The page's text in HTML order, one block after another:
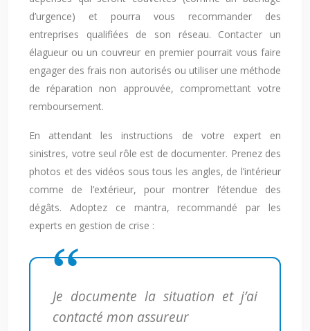
d’urgence) et pourra vous recommander des
entreprises qualifiées de son réseau. Contacter un
élagueur ou un couvreur en premier pourrait vous faire
engager des frais non autorisés ou utiliser une méthode
de réparation non approuvée, compromettant votre
remboursement.
En attendant les instructions de votre expert en
sinistres, votre seul rôle est de documenter. Prenez des
photos et des vidéos sous tous les angles, de l’intérieur
comme de l’extérieur, pour montrer l’étendue des
dégâts. Adoptez ce mantra, recommandé par les
experts en gestion de crise :
Je documente la situation et j’ai
contacté mon assureur